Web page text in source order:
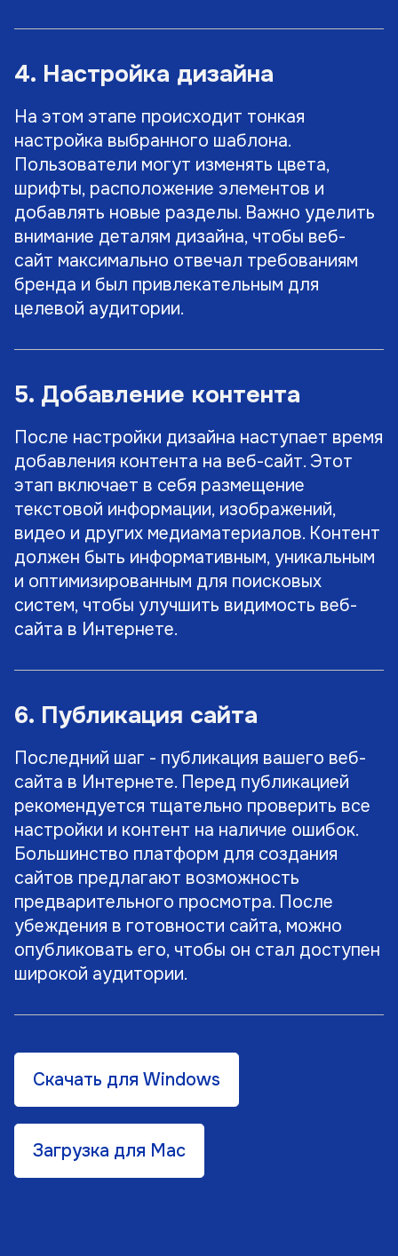
4. Настройка дизайна
На этом этапе происходит тонкая
настройка выбранного шаблона.
Пользователи могут изменять цвета,
шрифты, расположение элементов и
добавлять новые разделы. Важно уделить
внимание деталям дизайна, чтобы веб-
сайт максимально отвечал требованиям
бренда и был привлекательным для
целевой аудитории.
5. Добавление контента
После настройки дизайна наступает время
добавления контента на веб-сайт. Этот
этап включает в себя размещение
текстовой информации, изображений,
видео и других медиаматериалов. Контент
должен быть информативным, уникальным
и оптимизированным для поисковых
систем, чтобы улучшить видимость веб-
сайта в Интернете.
6. Публикация сайта
Последний шаг - публикация вашего веб-
сайта в Интернете. Перед публикацией
рекомендуется тщательно проверить все
настройки и контент на наличие ошибок.
Большинство платформ для создания
сайтов предлагают возможность
предварительного просмотра. После
убеждения в готовности сайта, можно
опубликовать его, чтобы он стал доступен
широкой аудитории.
Скачать для Windows
Загрузка для Mac